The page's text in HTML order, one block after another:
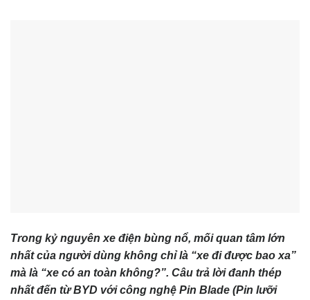
Trong kỷ nguyên xe điện bùng nổ, mối quan tâm lớn
nhất của người dùng không chỉ là “xe đi được bao xa”
mà là “xe có an toàn không?”. Câu trả lời đanh thép
nhất đến từ BYD với công nghệ Pin Blade (Pin lưỡi